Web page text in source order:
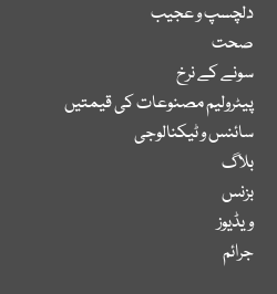
دلچسپ و عجیب
صحت
سونے کے نرخ
پیٹرولیم مصنوعات کی قیمتیں
سائنس و ٹیکنالوجی
بلاگ
بزنس
ویڈیوز
جرائم